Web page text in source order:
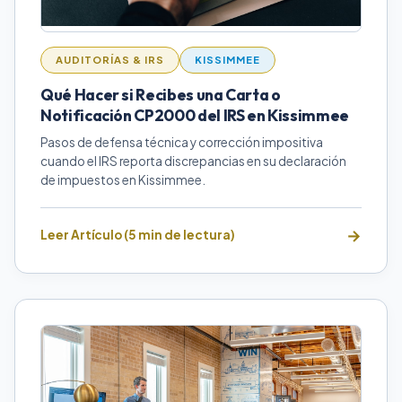
AUDITORÍAS & IRS KISSIMMEE
Qué Hacer si Recibes una Carta o
Notificación CP2000 del IRS en Kissimmee
Pasos de defensa técnica y corrección impositiva
cuando el IRS reporta discrepancias en su declaración
de impuestos en Kissimmee.
Leer Artículo (5 min de lectura)